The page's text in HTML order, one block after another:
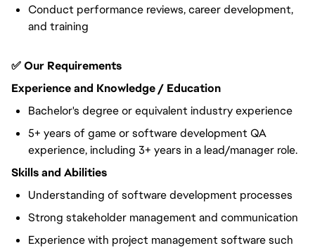
Conduct performance reviews, career development,
and training
✅ Our Requirements
Experience and Knowledge / Education
Bachelor's degree or equivalent industry experience
5+ years of game or software development QA
experience, including 3+ years in a lead/manager role.
Skills and Abilities
Understanding of software development processes
Strong stakeholder management and communication
Experience with project management software such